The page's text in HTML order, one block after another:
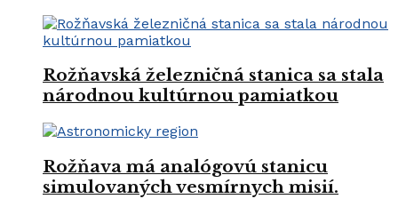
Rožňavská železničná stanica sa stala
národnou kultúrnou pamiatkou
Rožňava má analógovú stanicu
simulovaných vesmírnych misií.